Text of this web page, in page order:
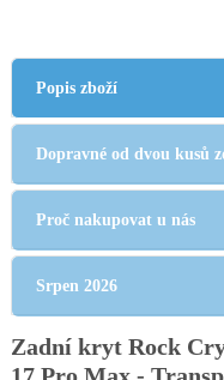
Popis zboží
Dopravné od dvou kusů
Proč nakupovat u nás
Srpen 2026
Zadní kryt Rock